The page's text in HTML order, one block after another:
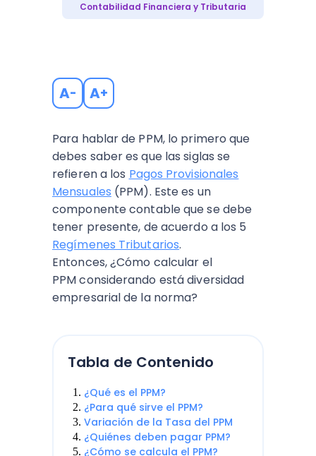
Contabilidad Financiera y Tributaria
A- A+
Para hablar de PPM, lo primero que
debes saber es que las siglas se
refieren a los Pagos Provisionales
Mensuales (PPM). Este es un
componente contable que se debe
tener presente, de acuerdo a los 5
Regímenes Tributarios.
Entonces, ¿Cómo calcular el
PPM considerando está diversidad
empresarial de la norma?
Tabla de Contenido
¿Qué es el PPM?
¿Para qué sirve el PPM?
Variación de la Tasa del PPM
¿Quiénes deben pagar PPM?
¿Cómo se calcula el PPM?